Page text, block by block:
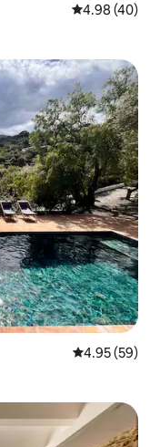
レビュー40
4.98 (40)
レビュー59
4.95 (59)